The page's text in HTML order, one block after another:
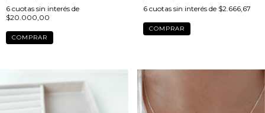
6 cuotas sin interés de
$20.000,00
6 cuotas sin interés de $2.666,67